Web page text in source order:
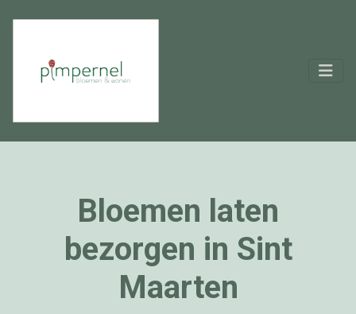
Bloemen laten
bezorgen in Sint
Maarten